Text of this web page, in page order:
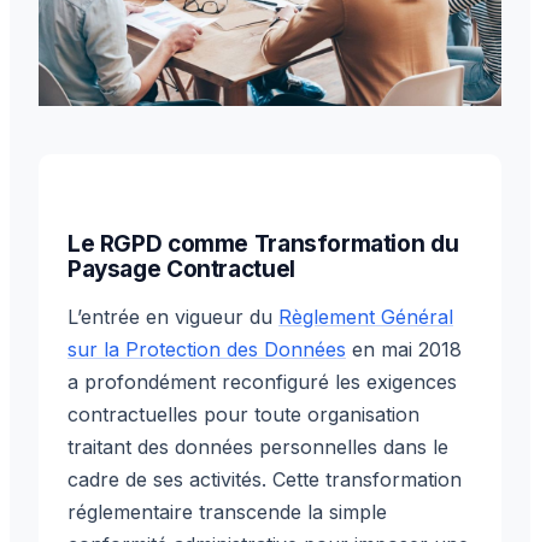
Le RGPD comme Transformation du
Paysage Contractuel
L’entrée en vigueur du Règlement Général
sur la Protection des Données en mai 2018
a profondément reconfiguré les exigences
contractuelles pour toute organisation
traitant des données personnelles dans le
cadre de ses activités. Cette transformation
réglementaire transcende la simple